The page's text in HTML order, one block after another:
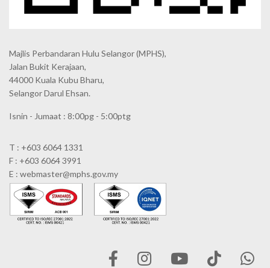
Majlis Perbandaran Hulu Selangor (MPHS),
Jalan Bukit Kerajaan,
44000 Kuala Kubu Bharu,
Selangor Darul Ehsan.
Isnin - Jumaat : 8:00pg - 5:00ptg
T : +603 6064 1331
F : +603 6064 3991
E : webmaster@mphs.gov.my